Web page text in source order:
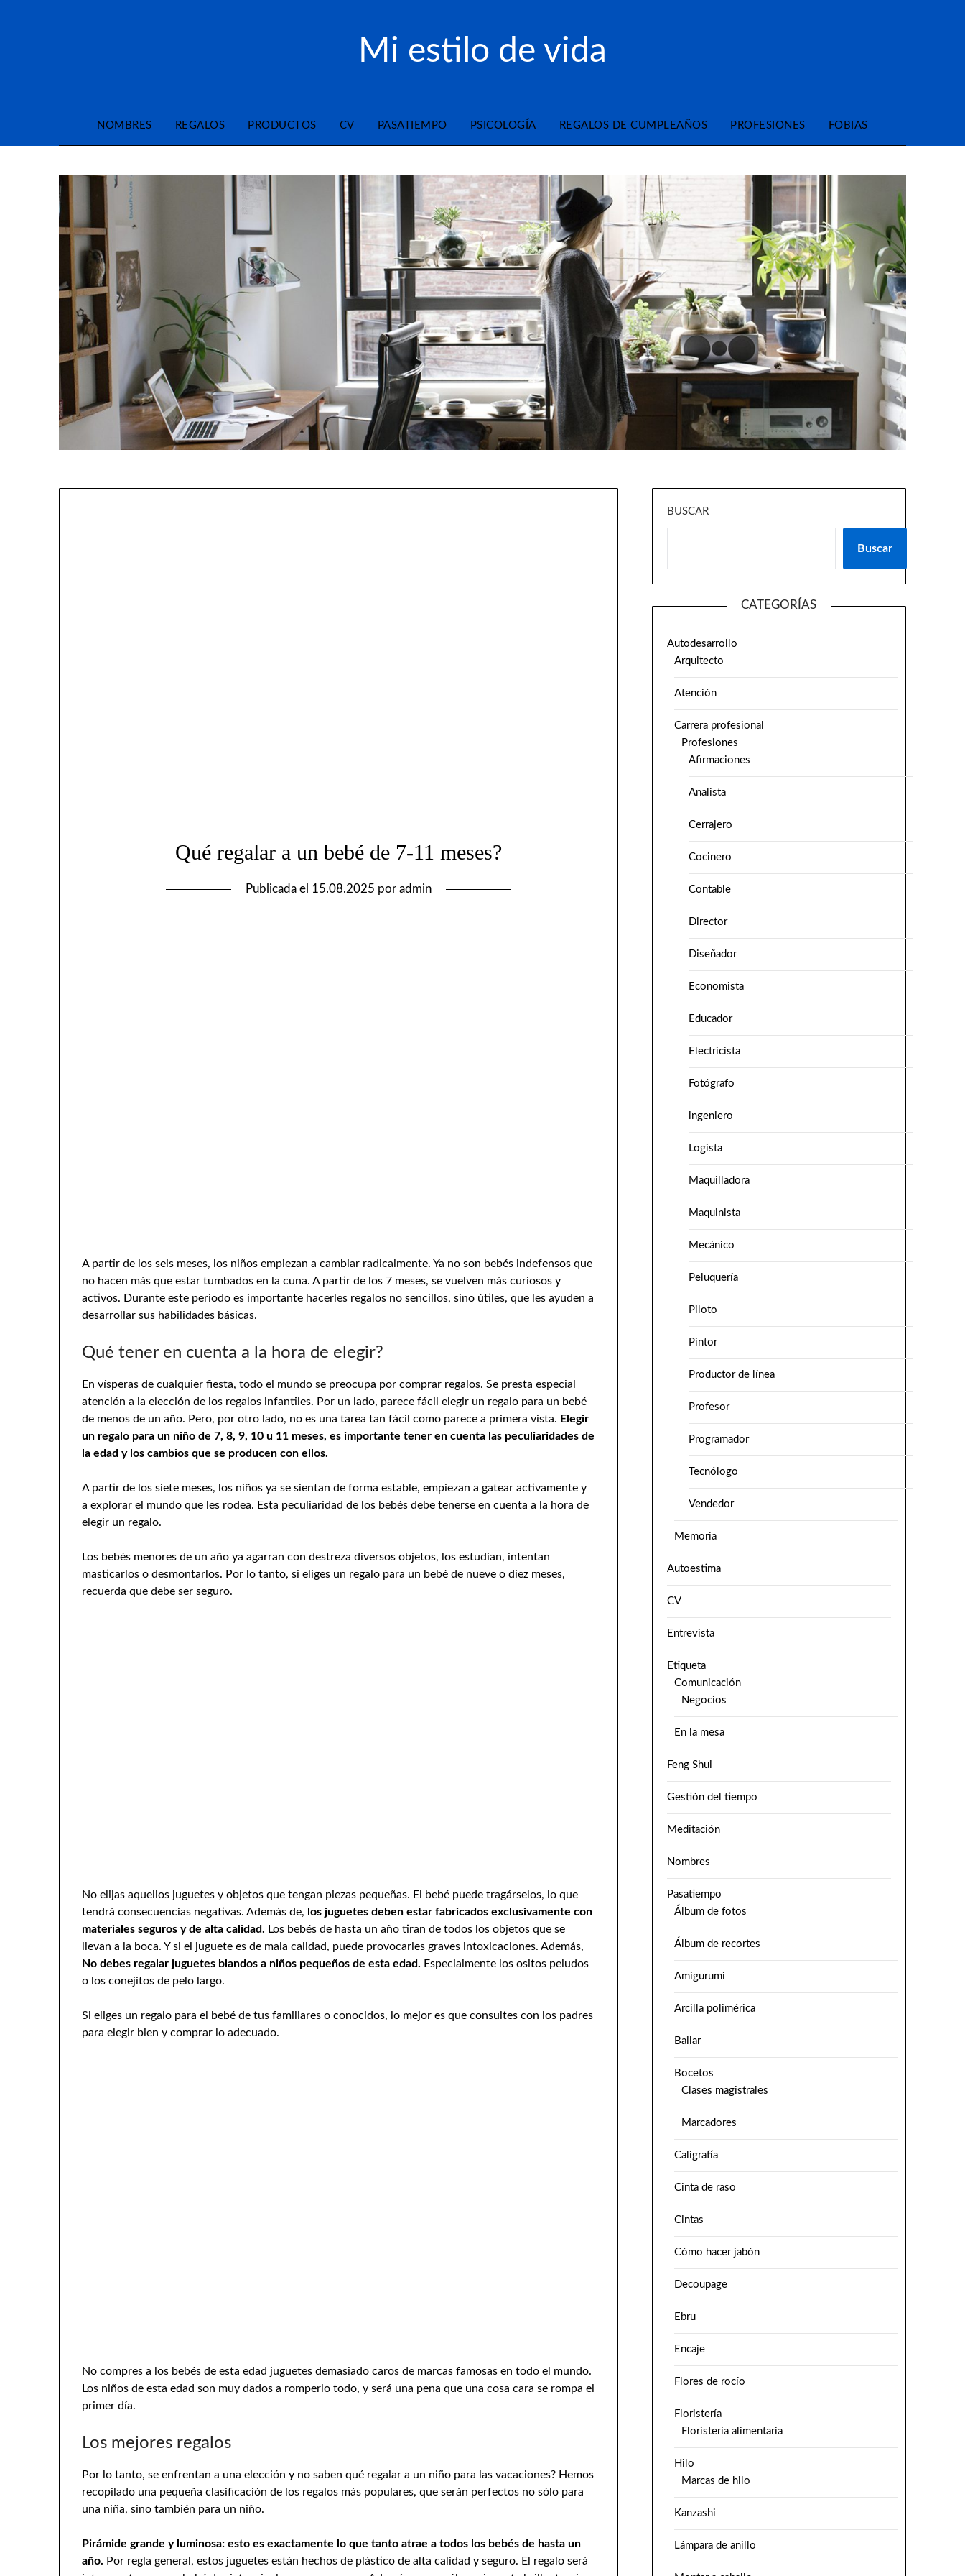
Mi estilo de vida
NOMBRES REGALOS PRODUCTOS CV PASATIEMPO PSICOLOGÍA REGALOS DE CUMPLEAÑOS PROFESIONES FOBIAS
Qué regalar a un bebé de 7-11 meses?
Publicada el 15.08.2025 por admin
A partir de los seis meses, los niños empiezan a cambiar radicalmente. Ya no son bebés indefensos que
no hacen más que estar tumbados en la cuna. A partir de los 7 meses, se vuelven más curiosos y
activos. Durante este periodo es importante hacerles regalos no sencillos, sino útiles, que les ayuden a
desarrollar sus habilidades básicas.
Qué tener en cuenta a la hora de elegir?
En vísperas de cualquier fiesta, todo el mundo se preocupa por comprar regalos. Se presta especial
atención a la elección de los regalos infantiles. Por un lado, parece fácil elegir un regalo para un bebé
de menos de un año. Pero, por otro lado, no es una tarea tan fácil como parece a primera vista. Elegir
un regalo para un niño de 7, 8, 9, 10 u 11 meses, es importante tener en cuenta las peculiaridades de
la edad y los cambios que se producen con ellos.
A partir de los siete meses, los niños ya se sientan de forma estable, empiezan a gatear activamente y
a explorar el mundo que les rodea. Esta peculiaridad de los bebés debe tenerse en cuenta a la hora de
elegir un regalo.
Los bebés menores de un año ya agarran con destreza diversos objetos, los estudian, intentan
masticarlos o desmontarlos. Por lo tanto, si eliges un regalo para un bebé de nueve o diez meses,
recuerda que debe ser seguro.
No elijas aquellos juguetes y objetos que tengan piezas pequeñas. El bebé puede tragárselos, lo que
tendrá consecuencias negativas. Además de, los juguetes deben estar fabricados exclusivamente con
materiales seguros y de alta calidad. Los bebés de hasta un año tiran de todos los objetos que se
llevan a la boca. Y si el juguete es de mala calidad, puede provocarles graves intoxicaciones. Además,
No debes regalar juguetes blandos a niños pequeños de esta edad. Especialmente los ositos peludos
o los conejitos de pelo largo.
Si eliges un regalo para el bebé de tus familiares o conocidos, lo mejor es que consultes con los padres
para elegir bien y comprar lo adecuado.
No compres a los bebés de esta edad juguetes demasiado caros de marcas famosas en todo el mundo.
Los niños de esta edad son muy dados a romperlo todo, y será una pena que una cosa cara se rompa el
primer día.
Los mejores regalos
Por lo tanto, se enfrentan a una elección y no saben qué regalar a un niño para las vacaciones? Hemos
recopilado una pequeña clasificación de los regalos más populares, que serán perfectos no sólo para
una niña, sino también para un niño.
Pirámide grande y luminosa: esto es exactamente lo que tanto atrae a todos los bebés de hasta un
año. Por regla general, estos juguetes están hechos de plástico de alta calidad y seguro. El regalo será
BUSCAR
Buscar
CATEGORÍAS
Autodesarrollo
Arquitecto
Atención
Carrera profesional
Profesiones
Afirmaciones
Analista
Cerrajero
Cocinero
Contable
Director
Diseñador
Economista
Educador
Electricista
Fotógrafo
ingeniero
Logista
Maquilladora
Maquinista
Mecánico
Peluquería
Piloto
Pintor
Productor de línea
Profesor
Programador
Tecnólogo
Vendedor
Memoria
Autoestima
CV
Entrevista
Etiqueta
Comunicación
Negocios
En la mesa
Feng Shui
Gestión del tiempo
Meditación
Nombres
Pasatiempo
Álbum de fotos
Álbum de recortes
Amigurumi
Arcilla polimérica
Bailar
Bocetos
Clases magistrales
Marcadores
Caligrafía
Cinta de raso
Cintas
Cómo hacer jabón
Decoupage
Ebru
Encaje
Flores de rocío
Floristería
Floristería alimentaria
Hilo
Marcas de hilo
Kanzashi
Lámpara de anillo